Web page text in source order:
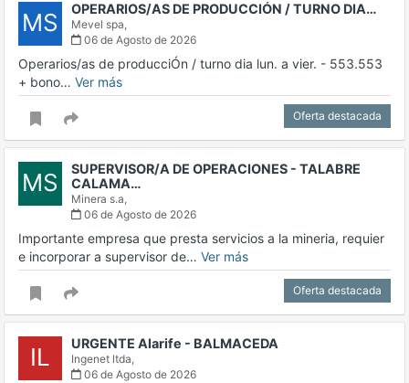
MS OPERARIOS/AS DE PRODUCCIÓN / TURNO DIA…
Mevel spa,
06 de Agosto de 2026
Operarios/as de producciÓn / turno dia lun. a vier. - 553.553
+ bono… Ver más
Oferta destacada
MS
SUPERVISOR/A DE OPERACIONES - TALABRE
CALAMA…
Minera s.a,
06 de Agosto de 2026
Importante empresa que presta servicios a la mineria, requier
e incorporar a supervisor de… Ver más
Oferta destacada
IL URGENTE Alarife - BALMACEDA
Ingenet ltda,
06 de Agosto de 2026